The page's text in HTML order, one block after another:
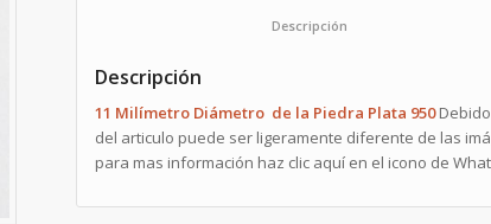
Descripción
11 Milímetro Diámetro de la Piedra Plata 950
del articulo puede ser ligeramente diferente de las
para mas información haz clic aquí en el icono de